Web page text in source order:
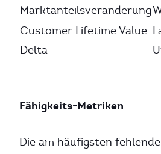
Marktanteilsveränderung
Customer Lifetime Value
Delta
Fähigkeits-Metriken
Die am häufigsten